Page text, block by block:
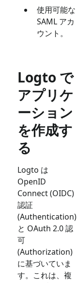
使用可能な
SAML アカ
ウント。
Logto で
アプリケ
ーション
を作成す
る
Logto は
OpenID
Connect (OIDC)
認証
(Authentication)
と OAuth 2.0 認
可
(Authorization)
に基づいていま
す。これは、複